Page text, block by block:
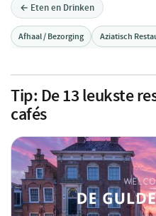
← Eten en Drinken
Afhaal / Bezorging Aziatisch
Tip: De13leukste
cafés